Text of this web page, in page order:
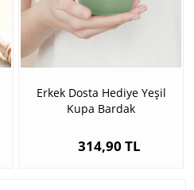
Erkek Dosta Hediye Yeşil
Kupa Bardak
314,90 TL